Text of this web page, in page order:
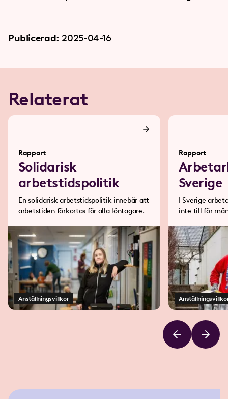
Publicerad: 2025-04-16
Relaterat
Rapport
Solidarisk
arbetstidspolitik
En solidarisk arbetstidspolitik innebär att
arbetstiden förkortas för alla löntagare.
Anställningsvillkor
Rapport
Sverige
I Sverige
inte till för